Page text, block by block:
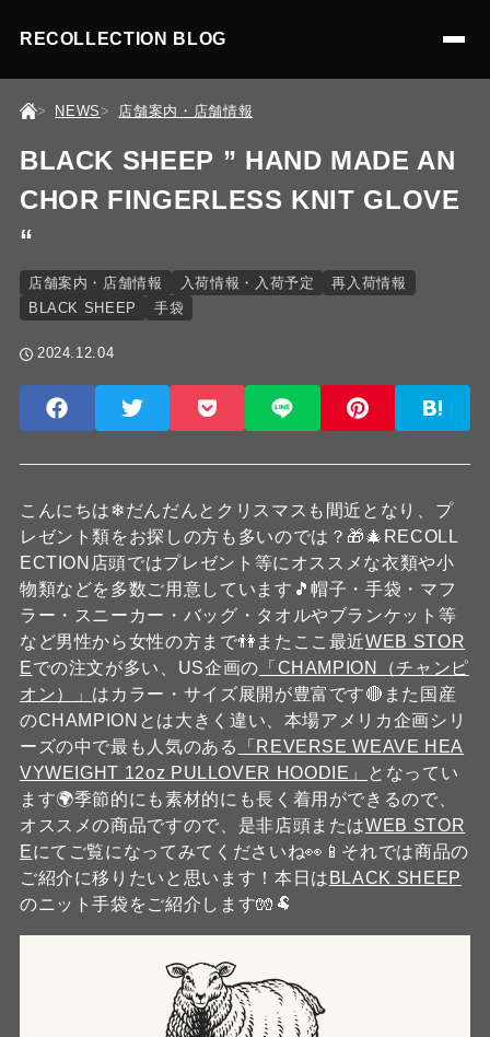
RECOLLECTION BLOG
NEWS 店舗案内・店舗情報
BLACK SHEEP ” HAND MADE AN
CHOR FINGERLESS KNIT GLOVE
“
店舗案内・店舗情報 入荷情報・入荷予定
再入荷情報
BLACK SHEEP
手袋
2024.12.04
こんにちは❄だんだんとクリスマスも間近となり、プ
レゼント類をお探しの方も多いのでは？🎁🎄RECOLL
ECTION店頭ではプレゼント等にオススメな衣類や小
物類などを多数ご用意しています🎵帽子・手袋・マフ
ラー・スニーカー・バッグ・タオルやブランケット等
など男性から女性の方まで👫またここ最近WEB STOR
Eでの注文が多い、US企画の 「CHAMPION（チャンピ
オン）」 はカラー・サイズ展開が豊富です🔴また国産
のCHAMPIONとは大きく違い、本場アメリカ企画シリ
ーズの中で最も人気のある
「REVERSE WEAVE HEA
VYWEIGHT 12oz PULLOVER HOODIE」
となってい
ます🌍️季節的にも素材的にも長く着用ができるので、
オススメの商品ですので、是非店頭またはWEB STOR
Eにてご覧になってみてくださいね👀📱それでは商品の
ご紹介に移りたいと思います！本日は BLACK SHEEP
のニット手袋をご紹介します🧤🐏